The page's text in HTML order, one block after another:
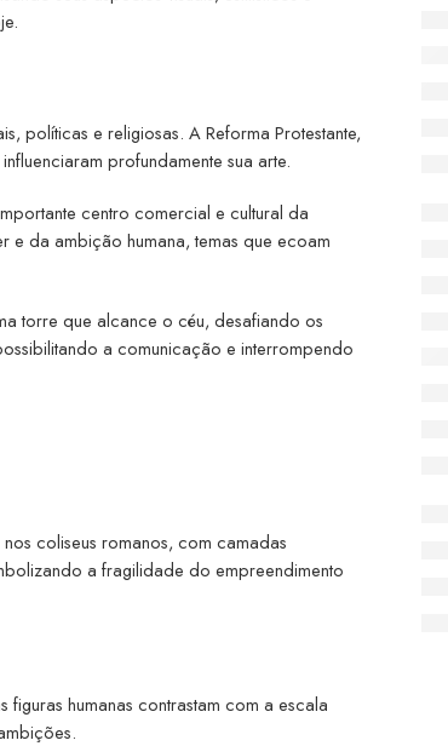
políticas e religiosas. A Reforma Protestante,
profundamente sua arte.
centro comercial e cultural da
da ambição humana, temas que ecoam
torre que alcance o céu, desafiando os
a comunicação e interrompendo
coliseus romanos, com camadas
a fragilidade do empreendimento
humanas contrastam com a escala